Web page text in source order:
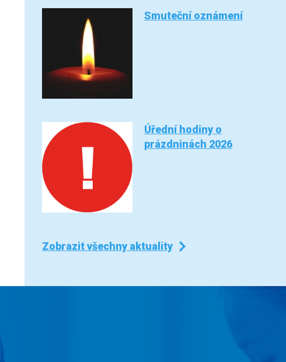
Smuteční oznámení
Úřední hodiny o
prázdninách 2026
Zobrazit všechny aktuality